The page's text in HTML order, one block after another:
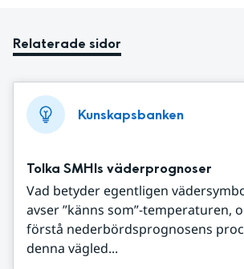
Relaterade sidor
Kunskapsbanken
Tolka SMHIs väderprognoser
Vad betyder egentligen
avser ”känns som”-temperaturen,
förstå nederbördsprognosens
denna vägled...